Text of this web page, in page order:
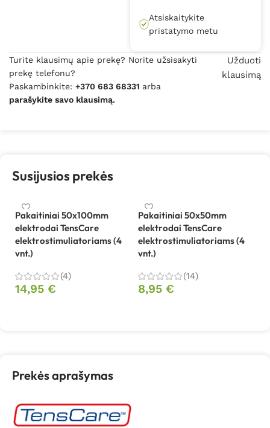
Atsiskaitykite
pristatymo metu
Turite klausimų apie prekę? Norite užsisakyti
prekę telefonu?
Paskambinkite: +370 683 68331 arba
parašykite savo klausimą.
Užduoti
klausimą
Susijusios prekės
Pakaitiniai 50x100mm
elektrodai TensCare
elektrostimuliatoriams (4
vnt.)
(4)
14,95 €
Pakaitiniai 50x50mm
elektrodai TensCare
elektrostimuliatoriams (4
vnt.)
(14)
8,95 €
Prekės aprašymas